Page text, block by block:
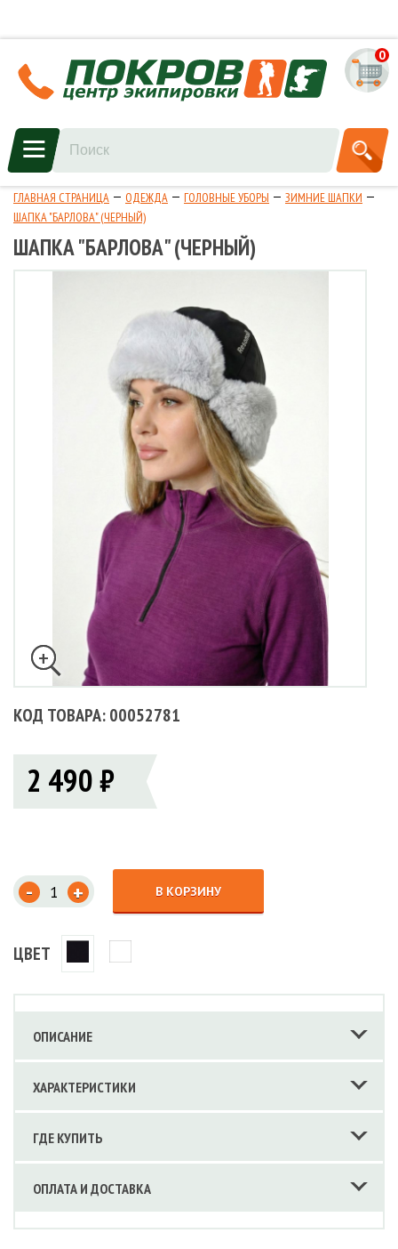
0
ГЛАВНАЯ СТРАНИЦА ОДЕЖДА ГОЛОВНЫЕ УБОРЫ
ЗИМНИЕ ШАПКИ
ШАПКА "БАРЛОВА" (ЧЕРНЫЙ)
ШАПКА "БАРЛОВА" (ЧЕРНЫЙ)
КОД ТОВАРА: 00052781
2 490 ₽
- + В КОРЗИНУ
ЦВЕТ
ОПИСАНИЕ
ХАРАКТЕРИСТИКИ
ГДЕ КУПИТЬ
ОПЛАТА И ДОСТАВКА